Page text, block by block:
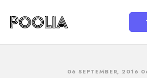
06 SEPTEMBER, 2016